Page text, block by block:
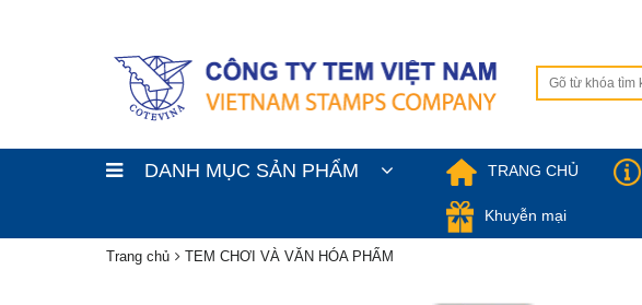
DANH MỤC SẢN PHẨM TRANG CHỦ
Khuyễn mại
Trang chủ TEM CHƠI VÀ VĂN HÓA PHẨM